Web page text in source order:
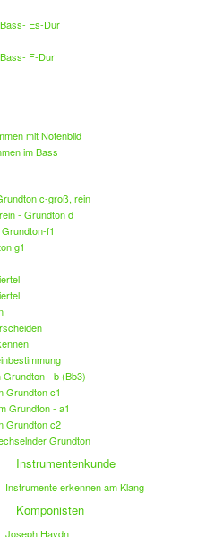
Es-Dur
F-Dur
mit Notenbild
im Bass
c-groß, rein
- Grundton d
f1
g1
Grundton - b (Bb3)
Grundton c1
Grundton - a1
Grundton c2
Grundton
Instrumentenkunde
Instrumente erkennen am Klang
Komponisten
Joseph Haydn